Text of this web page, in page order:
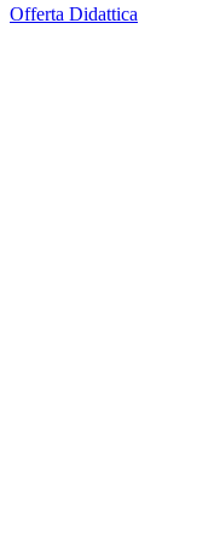
Offerta Didattica